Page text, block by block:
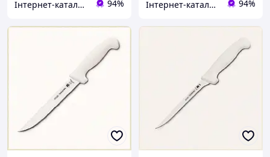
Інтернет-каталог знижок "MODNO" 94% Інтернет-каталог знижок "MODNO" 94%